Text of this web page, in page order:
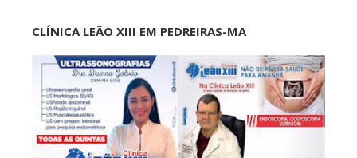
CLÍNICA LEÃO XIII EM PEDREIRAS-MA